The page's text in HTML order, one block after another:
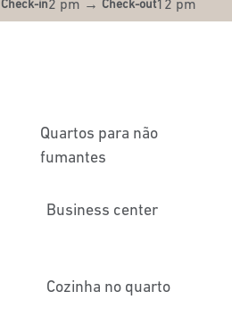
Check-in2 pm → Check-out12 pm
Quartos para não
fumantes
Business center
Cozinha no quarto